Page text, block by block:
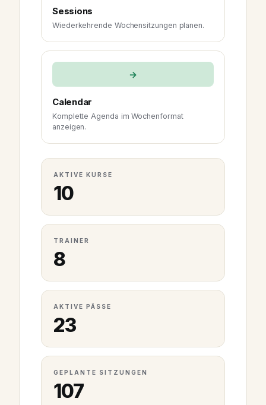
Sessions
Wiederkehrende Wochensitzungen planen.
→
Calendar
Komplette Agenda im Wochenformat
anzeigen.
AKTIVE KURSE
10
TRAINER
8
AKTIVE PÄSSE
23
GEPLANTE SITZUNGEN
107